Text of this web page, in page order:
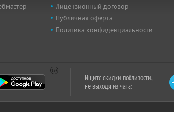
Лицензионный договор
Публичная оферта
Политика конфиденциальности
Ищите скидки поблизости,
не выходя из чата: